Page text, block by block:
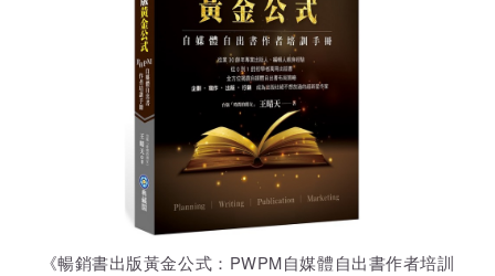
《暢銷書出版黃金公式：PWPM自媒體自出書作者培訓